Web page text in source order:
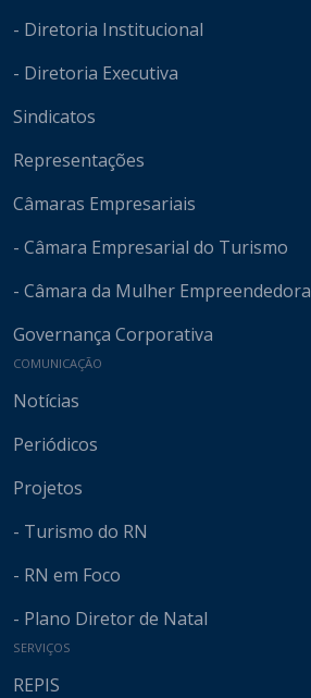
- Diretoria Institucional
- Diretoria Executiva
Sindicatos
Representações
Câmaras Empresariais
- Câmara Empresarial do Turismo
- Câmara da Mulher Empreendedora
Governança Corporativa
COMUNICAÇÃO
Notícias
Periódicos
Projetos
- Turismo do RN
- RN em Foco
- Plano Diretor de Natal
SERVIÇOS
REPIS